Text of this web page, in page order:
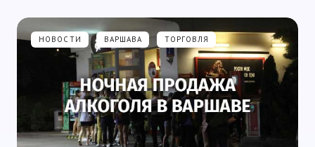
НОВОСТИ ВАРШАВА ТОРГОВЛЯ